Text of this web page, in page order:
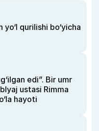
qurilishi bo‘yicha
edi”. Bir umr
ustasi Rimma
hayoti